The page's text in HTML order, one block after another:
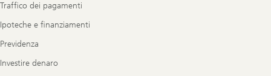
Traffico dei pagamenti
Ipoteche e finanziamenti
Previdenza
Investire denaro